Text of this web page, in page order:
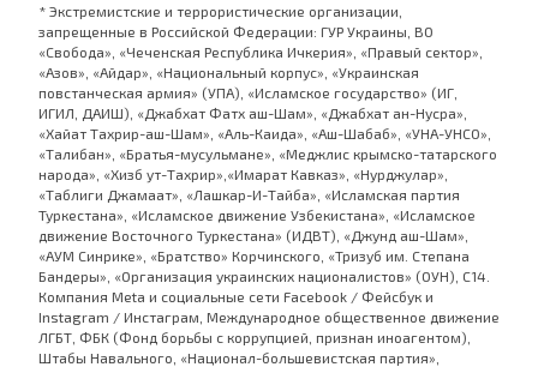
* Экстремистские и террористические организации,
запрещенные в Российской Федерации: ГУР Украины, ВО
«Свобода», «Чеченская Республика Ичкерия», «Правый сектор»,
«Азов», «Айдар», «Национальный корпус», «Украинская
повстанческая армия» (УПА), «Исламское государство» (ИГ,
ИГИЛ, ДАИШ), «Джабхат Фатх аш-Шам», «Джабхат ан-Нусра»,
«Хайат Тахрир-аш-Шам», «Аль-Каида», «Аш-Шабаб», «УНА-УНСО»,
«Талибан», «Братья-мусульмане», «Меджлис крымско-татарского
народа», «Хизб ут-Тахрир»,«Имарат Кавказ», «Нурджулар»,
«Таблиги Джамаат», «Лашкар-И-Тайба», «Исламская партия
Туркестана», «Исламское движение Узбекистана», «Исламское
движение Восточного Туркестана» (ИДВТ), «Джунд аш-Шам»,
«АУМ Синрике», «Братство» Корчинского, «Тризуб им. Степана
Бандеры», «Организация украинских националистов» (ОУН), С14.
Компания Meta и социальные сети Facebook / Фейсбук и
Instagram / Инстаграм, Международное общественное движение
ЛГБТ, ФБК (Фонд борьбы с коррупцией, признан иноагентом),
Штабы Навального, «Национал-большевистская партия»,